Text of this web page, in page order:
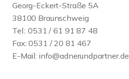
Georg-Eckert-Straße 5A
38100 Braunschweig
Tel.: 0531 / 61 91 87 48
Fax: 0531 / 20 81 467
E-Mail: info@adnerundpartner.de